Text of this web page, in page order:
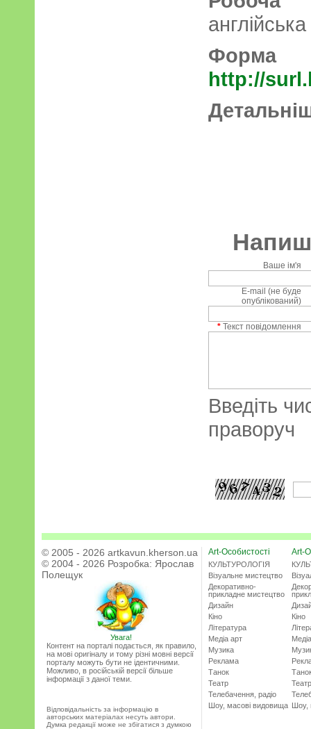
англійська
http://
Ваше ім'я
E-mail (не буде
опублікований)
* Текст повідомлення
Введіть
праворуч
© 2005 - 2026 artkavun.kherson.ua
© 2004 - 2026 Розробка: Ярослав
Полещук
Увага!
Контент на порталі подається, як правило,
на мові оригіналу и тому різні мовні версії
порталу можуть бути не ідентичними.
Можливо, в російській версії більше
інформації з даної теми.
Відповідальність за інформацію в
авторських матеріалах несуть автори.
Думка редакції може не збігатися з думкою
Art-Особистості
КУЛЬТУРОЛОГІЯ
Візуальне мистецтво
Декоративно-
прикладне мистецтво
Дизайн
Кіно
Література
Медіа арт
Музика
Реклама
Танок
Театр
Телебачення, радіо
Шоу, масові видовища
Art-
Кіно
Театр
Шоу,